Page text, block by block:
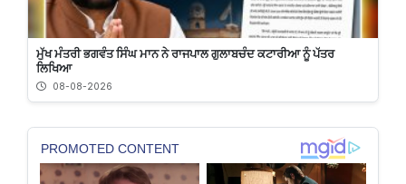
ਮੁੱਖ ਮੰਤਰੀ ਭਗਵੰਤ ਸਿੰਘ ਮਾਨ ਨੇ ਰਾਜਪਾਲ ਗੁਲਾਬਚੰਦ ਕਟਾਰੀਆ ਨੂੰ ਪੱਤਰ
ਲਿਖਿਆ
08-08-2026